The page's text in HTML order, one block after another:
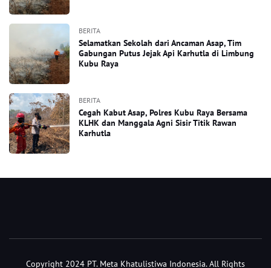
BERITA
Selamatkan Sekolah dari Ancaman Asap, Tim
Gabungan Putus Jejak Api Karhutla di Limbung
Kubu Raya
BERITA
Cegah Kabut Asap, Polres Kubu Raya Bersama
KLHK dan Manggala Agni Sisir Titik Rawan
Karhutla
Copyright 2024 PT. Meta Khatulistiwa Indonesia. All Rights